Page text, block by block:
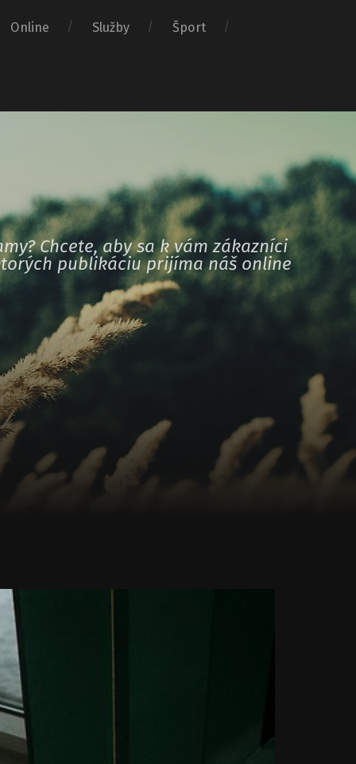
Online Služby Šport
Chcete, aby sa k vám zákazníci
publikáciu prijíma náš online